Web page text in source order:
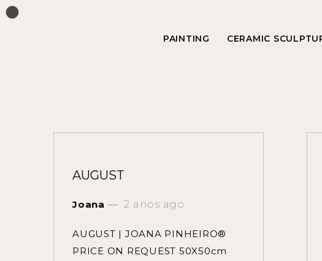
PAINTING CERAMIC
AUGUST
Joana 2 anos ago
AUGUST | JOANA PINHEIRO®
PRICE ON REQUEST 50X50cm